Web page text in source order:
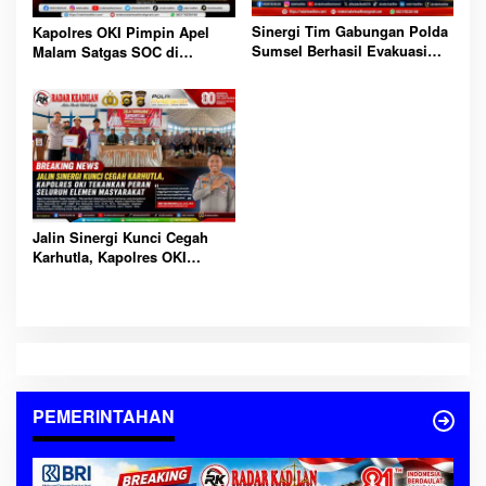
Kapolres OKI Pimpin Apel
Malam Satgas SOC di
Cegah 3C, Balap Liar dan
Tawuran
Sinergi Tim Gabungan Polda
Sumsel Berhasil Evakuasi
Jalin Sinergi Kunci Cegah
Karhutla, Kapolres OKI
PEMERINTAHAN